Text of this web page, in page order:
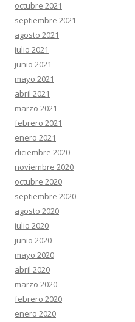
octubre 2021
septiembre 2021
agosto 2021
julio 2021
junio 2021
mayo 2021
abril 2021
marzo 2021
febrero 2021
enero 2021
diciembre 2020
noviembre 2020
octubre 2020
septiembre 2020
agosto 2020
julio 2020
junio 2020
mayo 2020
abril 2020
marzo 2020
febrero 2020
enero 2020